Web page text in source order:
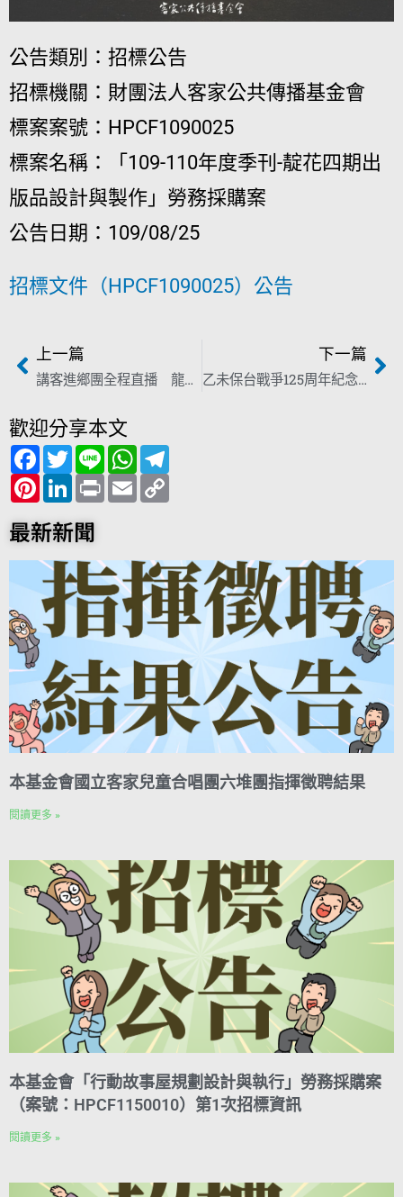
公告類別：招標公告
招標機關：財團法人客家公共傳播基金會
標案案號：HPCF1090025
標案名稱：「109-110年度季刊-靛花四期出
版品設計與製作」勞務採購案
公告日期：109/08/25
招標文件（HPCF1090025）公告
上一篇
講客進鄉團全程直播 龍瑛宗文學館開館 楊長鎮盼更多人認識亻厓等个故事
下一篇
乙未保台戰爭125周年紀念 八卦山歷史現場追思先烈
歡迎分享本文
F
a
c
e
b
o
o
k
T
w
i
t
t
e
r
L
i
n
e
W
h
a
t
s
p m
P
i
n
t
e
r
e
s
t
L
i
n
k
e
d
I
n
P
r
i
E
m
a
n
k
最新新聞
本基金會國立客家兒童合唱團六堆團指揮徵聘結果
閱讀更多 »
本基金會「行動故事屋規劃設計與執行」勞務採購案
（案號：HPCF1150010）第1次招標資訊
閱讀更多 »